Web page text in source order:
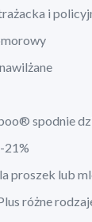
i
spodnie
21%
proszek lub
różne